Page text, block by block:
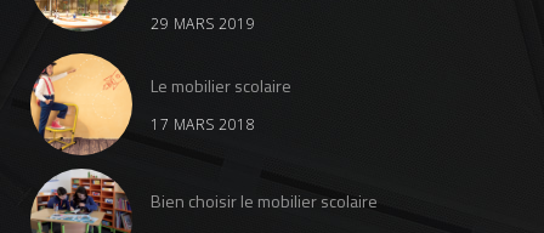
29 MARS 2019
Le mobilier scolaire
17 MARS 2018
Bien choisir le mobilier scolaire